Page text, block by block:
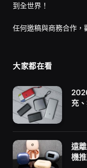
到全世界！
任何邀稿與商務合作，
大家都在看
充
遠
機